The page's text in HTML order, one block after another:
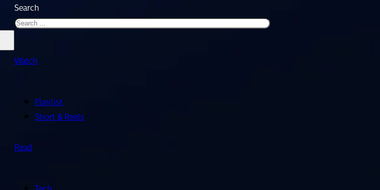
Search
Watch
Playlist
Short & Reels
Read